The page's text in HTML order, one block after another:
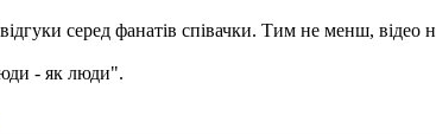
серед фанатів співачки. Тим не менш, відео
- як люди".